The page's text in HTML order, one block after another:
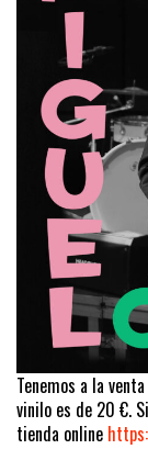
Tenemos a la
vinilo es de 20 €.
tienda online